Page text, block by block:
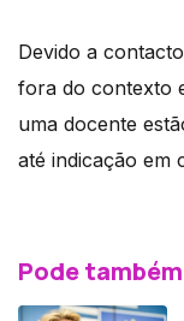
Devido a
fora do contexto
uma docente
até indicação em
Pode